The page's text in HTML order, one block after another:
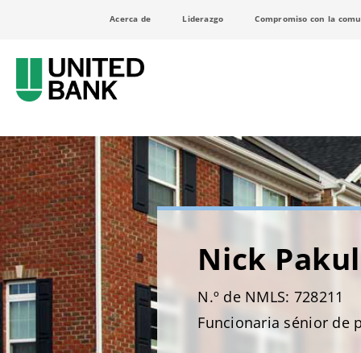
Acerca de Liderazgo Compromiso con la
Nick
N.º de NMLS: 728211
Funcionaria sénior de